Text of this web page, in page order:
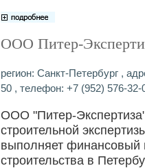
ООО Питер-
регион: Санкт-Петербург ,
50 , телефон: +7 (952) 576-
ООО "Питер-
строительной
выполняет финансовый
строительства в